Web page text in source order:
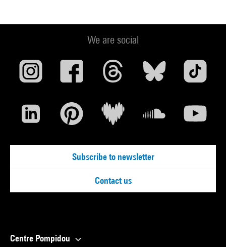
We are social
Subscribe to newsletter
Contact us
Centre Pompidou